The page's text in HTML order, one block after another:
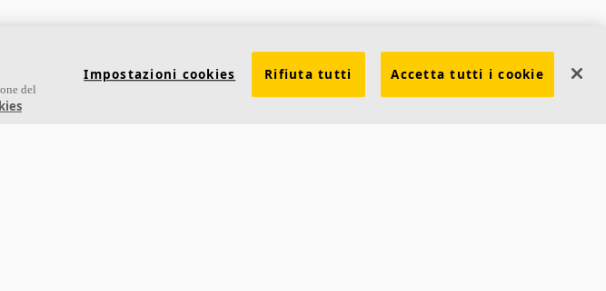
del
Impostazioni cookies Rifiuta tutti Accetta tutti i cookie